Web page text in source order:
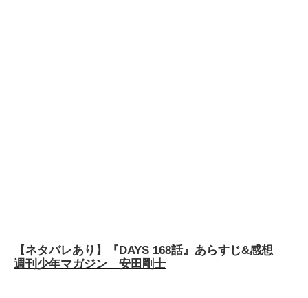
【ネタバレあり】『DAYS 168話』あらすじ&感想
週刊少年マガジン 安田剛士